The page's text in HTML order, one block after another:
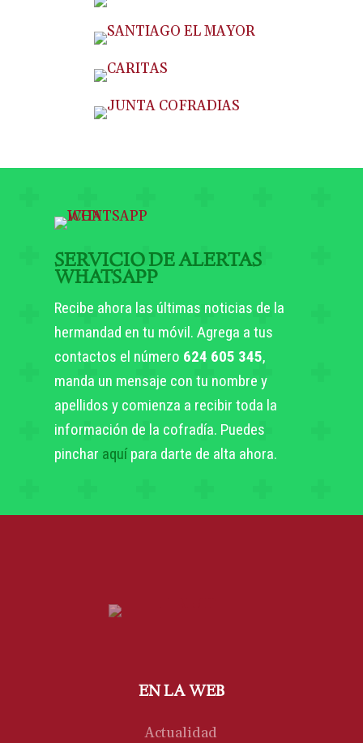
SERVICIO DE ALERTAS
WHATSAPP
Recibe ahora las últimas noticias de la
hermandad en tu móvil. Agrega a tus
contactos el número 624 605 345,
manda un mensaje con tu nombre y
apellidos y comienza a recibir toda la
información de la cofradía. Puedes
pinchar aquípara darte de alta ahora.
EN LA WEB
Actualidad